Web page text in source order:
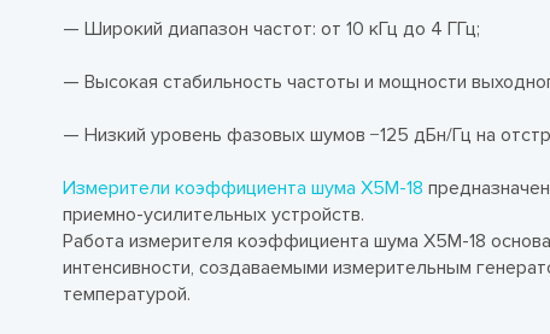
— Широкий диапазон частот: от 10 кГц до 4 ГГц;
— Высокая стабильность частоты и мощности
— Низкий уровень фазовых шумов −125 дБн/Гц на
Измерители коэффициента шума Х5М-18
приемно-усилительных устройств.
Работа измерителя коэффициента шума Х5М-18
интенсивности, создаваемыми измерительным
температурой.